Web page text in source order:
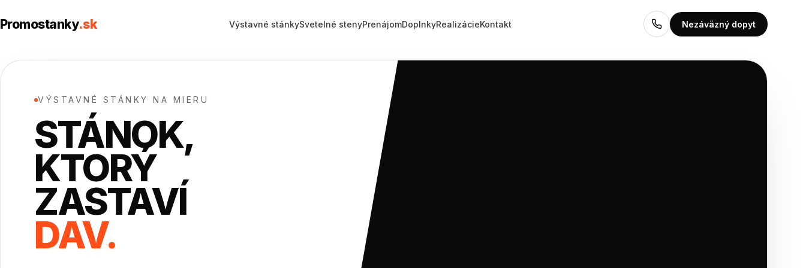
Promostanky.sk Výstavné stánkySvetelné stenyPrenájomDoplnkyRealizácieKontakt 0902 715 710
Nezáväzný dopyt
VÝSTAVNÉ STÁNKY NA MIERU
STÁNOK,
KTORÝ
ZASTAVÍ
DAV.